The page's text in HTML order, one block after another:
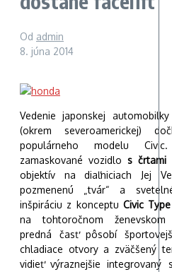
Od admin
8. júna 2014
Vedenie japonskej
(okrem severoamerickej)
populárneho modelu
zamaskované vozidlo s črtami
objektív na diaľniciach Jej
pozmenenú „tvár“ a
inšpiráciu z konceptu Civic
na tohtoročnom ženevskom
predná časť pôsobí
chladiace otvory a zväčšený
vidieť výraznejšie integrovaný